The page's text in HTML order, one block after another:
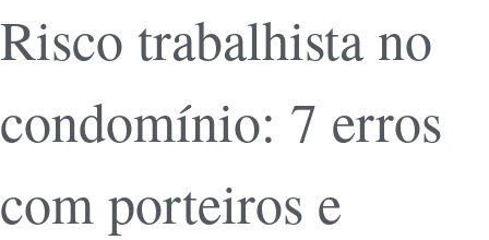
Risco trabalhista no
condomínio: 7 erros
com porteiros e